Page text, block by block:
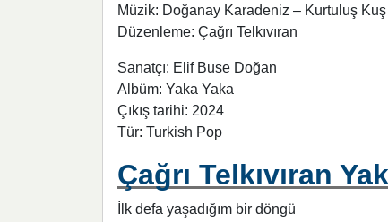
Müzik: Doğanay Karadeniz – Kurtuluş Kuş
Düzenleme: Çağrı Telkıvıran
Sanatçı: Elif Buse Doğan
Albüm: Yaka Yaka
Çıkış tarihi: 2024
Tür: Turkish Pop
Çağrı Telkıvıran
İlk defa yaşadığım bir döngü